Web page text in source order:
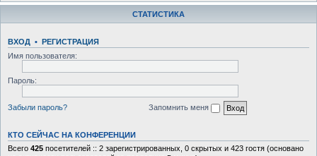
СТАТИСТИКА
ВХОД • РЕГИСТРАЦИЯ
Имя пользователя:
Пароль:
Забыли пароль? Запомнить меня
КТО СЕЙЧАС НА КОНФЕРЕНЦИИ
Всего 425 посетителей :: 2 зарегистрированных, 0 скрытых и 423 гостя (основано